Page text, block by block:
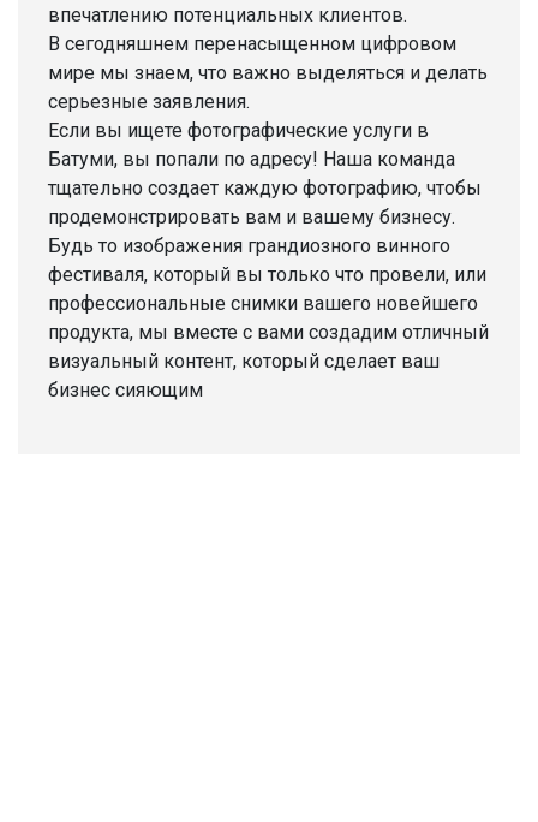
впечатлению потенциальных клиентов.
В сегодняшнем перенасыщенном цифровом
мире мы знаем, что важно выделяться и делать
серьезные заявления.
Если вы ищете фотографические услуги в
Батуми, вы попали по адресу! Наша команда
тщательно создает каждую фотографию, чтобы
продемонстрировать вам и вашему бизнесу.
Будь то изображения грандиозного винного
фестиваля, который вы только что провели, или
профессиональные снимки вашего новейшего
продукта, мы вместе с вами создадим отличный
визуальный контент, который сделает ваш
бизнес сияющим